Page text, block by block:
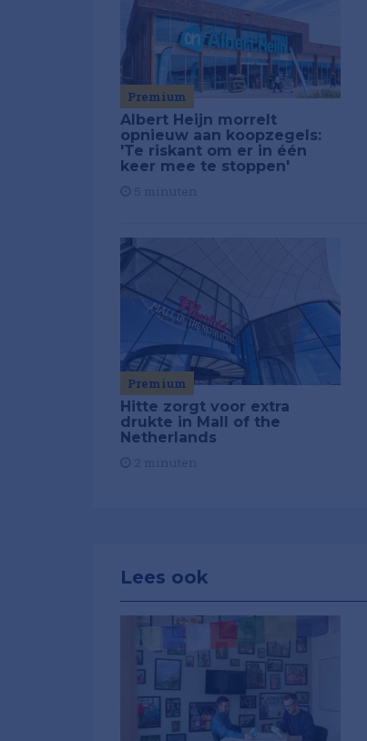
Premium
Albert Heijn morrelt
opnieuw aan koopzegels:
'Te riskant om er in één
keer mee te stoppen'
Premium
Hitte zorgt voor extra
drukte in Mall of the
Netherlands
Lees ook